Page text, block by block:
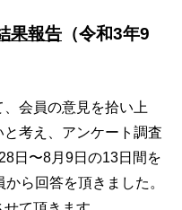
果報告 （令和3年9
会員の意見を拾い上
考え、アンケート調査
日〜8月9日の13日間を
ら回答を頂きました。
て頂きます。